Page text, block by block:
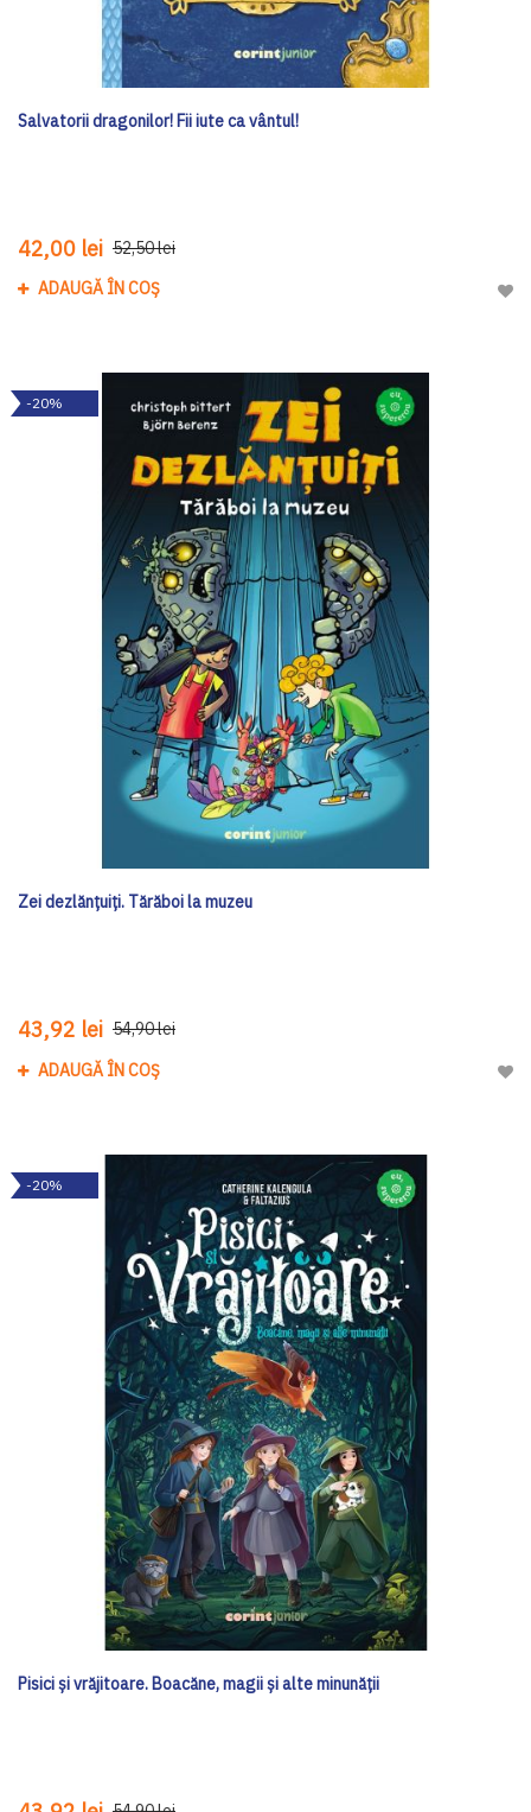
Salvatorii dragonilor! Fii iute ca vântul!
42,00 lei 52,50 lei
ADAUGĂ ÎN COȘ
-20%
Zei dezlănțuiți. Tărăboi la muzeu
43,92 lei 54,90 lei
ADAUGĂ ÎN COȘ
-20%
Pisici și vrăjitoare. Boacăne, magii și alte minunății